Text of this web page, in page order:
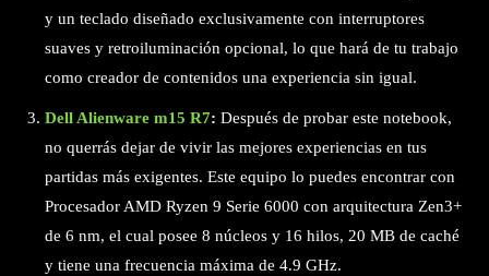
y un teclado diseñado exclusivamente con interruptores
suaves y retroiluminación opcional, lo que hará de tu trabajo
como creador de contenidos una experiencia sin igual.
Dell Alienware m15 R7: Después de probar este notebook,
no querrás dejar de vivir las mejores experiencias en tus
partidas más exigentes. Este equipo lo puedes encontrar con
Procesador AMD Ryzen 9 Serie 6000 con arquitectura Zen3+
de 6 nm, el cual posee 8 núcleos y 16 hilos, 20 MB de caché
y tiene una frecuencia máxima de 4.9 GHz.